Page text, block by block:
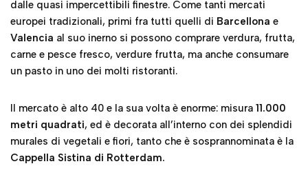
dalle quasi impercettibili finestre. Come tanti mercati
europei tradizionali, primi fra tutti quelli di Barcellona e
Valencia al suo inerno si possono comprare verdura, frutta,
carne e pesce fresco, verdure frutta, ma anche consumare
un pasto in uno dei molti ristoranti.
Il mercato è alto 40 e la sua volta è enorme: misura 11.000
metri quadrati, ed è decorata all’interno con dei splendidi
murales di vegetali e fiori, tanto che è sosprannominata è la
Cappella Sistina di Rotterdam.